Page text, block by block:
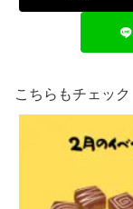
こちらもチェック